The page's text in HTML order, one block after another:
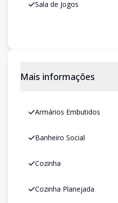
Sala de Jogos
Mais informações
Armários Embutidos
Banheiro Social
Cozinha
Cozinha Planejada